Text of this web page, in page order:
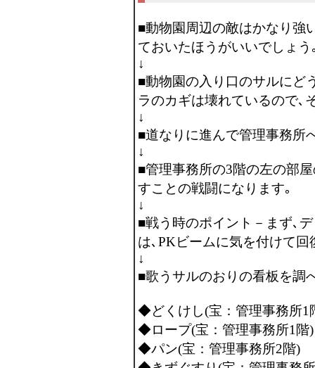
■動物園周辺の敵はかなり強
ておいたほうがいいでしょう
↓
■動物園の入り口のサルにど
ラのカギは壊れているので､
↓
■道なりに進んで管理事務所
↓
■管理事務所の3階の左の部
すことの戦闘になります｡
↓
■戦う時のポイント－まず､
は､PKビームに気を付けて
↓
■歌うサルのおりの看板を調
◆どくけし(宝：管理事務所1
◆ロープ(宝：管理事務所1階)
◆パン(宝：管理事務所2階)